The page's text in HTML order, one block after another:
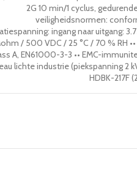
2G 10 min/1 cyclus,
veiligheidsnormen:
ingang naar uitgang:
/ 500 VDC / 25 °C / 70 % RH
A, EN61000-3-3 •• EMC-
lichte industrie (piekspanning 2
HDBK-217F